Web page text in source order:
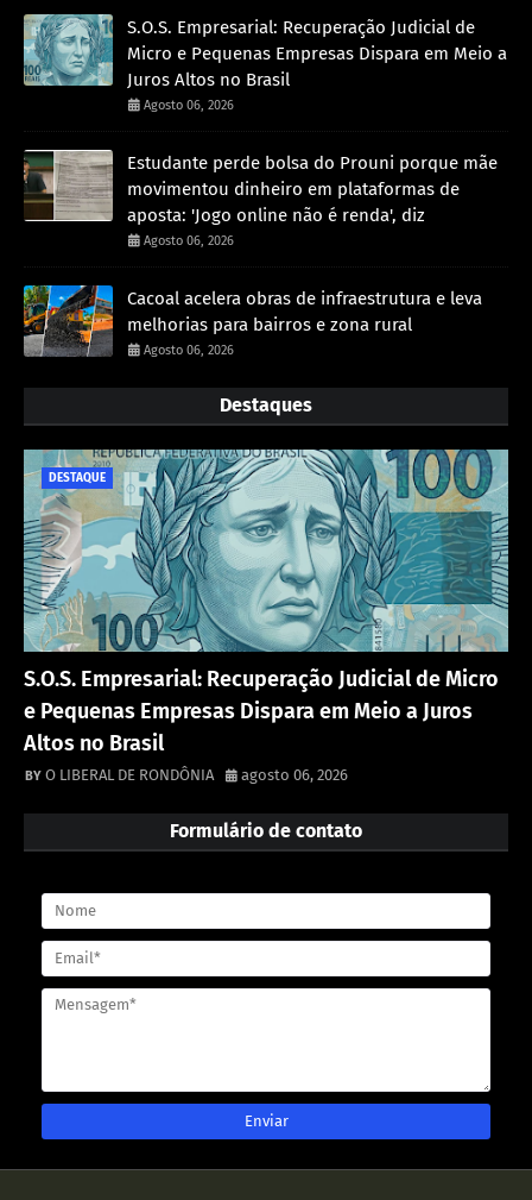
S.O.S. Empresarial: Recuperação Judicial de
Micro e Pequenas Empresas Dispara em Meio a
Juros Altos no Brasil
Agosto 06, 2026
Estudante perde bolsa do Prouni porque mãe
movimentou dinheiro em plataformas de
aposta: 'Jogo online não é renda', diz
Agosto 06, 2026
Cacoal acelera obras de infraestrutura e leva
melhorias para bairros e zona rural
Agosto 06, 2026
Destaques
DESTAQUE
S.O.S. Empresarial: Recuperação Judicial de Micro
e Pequenas Empresas Dispara em Meio a Juros
Altos no Brasil
O LIBERAL DE RONDÔNIA agosto 06, 2026
Formulário de contato